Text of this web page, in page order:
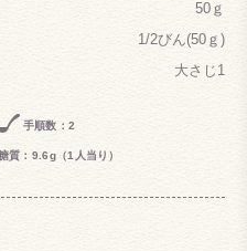
50ｇ
1/2びん(50ｇ)
大さじ1
手順数：2
質：9.6g（1人当り）